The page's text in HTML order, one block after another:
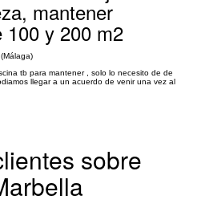
mantener
100 y 200 m2
tb para mantener , solo lo necesito de de
llegar a un acuerdo de venir una vez al
sobre